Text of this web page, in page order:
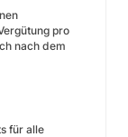
pro
nach dem
für alle